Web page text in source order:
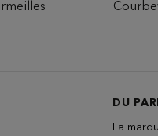
DU
La